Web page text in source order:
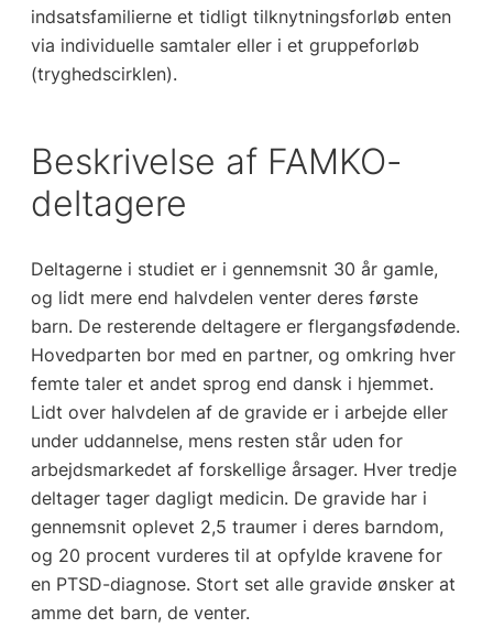
indsatsfamilierne et tidligt tilknytningsforløb enten
via individuelle samtaler eller i et gruppeforløb
(tryghedscirklen).
Beskrivelse af FAMKO-
deltagere
Deltagerne i studiet er i gennemsnit 30 år gamle,
og lidt mere end halvdelen venter deres første
barn. De resterende deltagere er flergangsfødende.
Hovedparten bor med en partner, og omkring hver
femte taler et andet sprog end dansk i hjemmet.
Lidt over halvdelen af de gravide er i arbejde eller
under uddannelse, mens resten står uden for
arbejdsmarkedet af forskellige årsager. Hver tredje
deltager tager dagligt medicin. De gravide har i
gennemsnit oplevet 2,5 traumer i deres barndom,
og 20 procent vurderes til at opfylde kravene for
en PTSD-diagnose. Stort set alle gravide ønsker at
amme det barn, de venter.